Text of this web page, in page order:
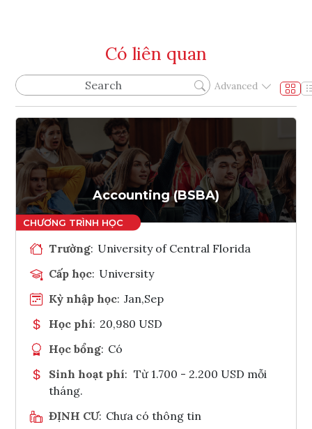
Có liên quan
Advanced
Accounting (BSBA)
Trường: University of Central Florida
Cấp học: University
Kỳ nhập học: Jan,Sep
Học phí: 20,980 USD
Học bổng: Có
Sinh hoạt phí: Từ 1.700 - 2.200 USD mỗi
tháng.
ĐỊNH CƯ: Chưa có thông tin